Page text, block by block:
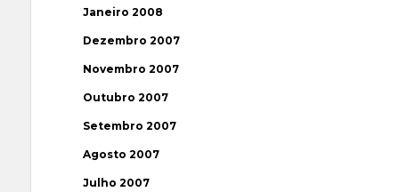
Janeiro 2008
Dezembro 2007
Novembro 2007
Outubro 2007
Setembro 2007
Agosto 2007
Julho 2007